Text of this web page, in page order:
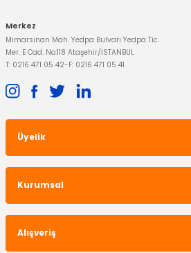
Merkez
Mimarsinan Mah. Yedpa Bulvarı Yedpa Tic.
Mer. E Cad. No:118 Ataşehir/İSTANBUL
T: 0216 471 05 42-F: 0216 471 05 41
Üyelik
Kurumsal
Alışveriş